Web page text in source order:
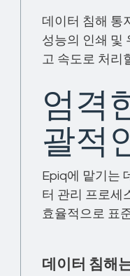
데이터 침해 통
성능의 인쇄 및
고 속도로 처리
엄격
괄적
Epiq에 맡기는
터 관리 프로세
효율적으로 표
데이터 침해